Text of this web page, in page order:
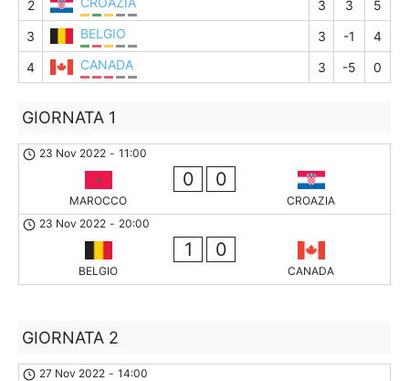
2
3 3
5
3
BELGIO 3 -1
4
4
CANADA 3 -5 0
GIORNATA 1
23 Nov 2022 - 11:00
MAROCCO
0 0
CROAZIA
23 Nov 2022 - 20:00
BELGIO
1 0
CANADA
GIORNATA 2
27 Nov 2022 - 14:00